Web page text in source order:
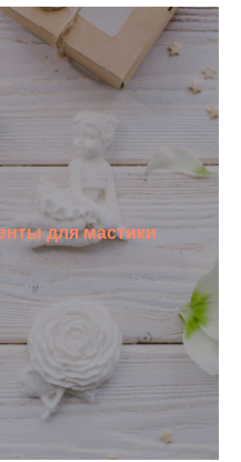
для мастики